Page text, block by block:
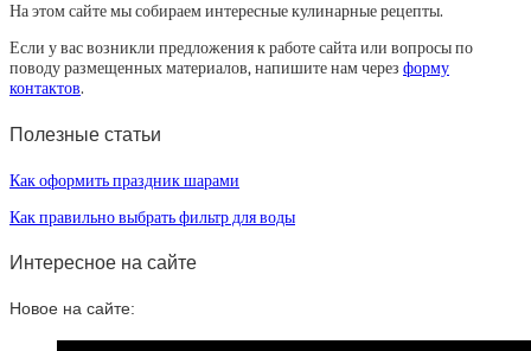
На этом сайте мы собираем интересные кулинарные рецепты.
Если у вас возникли предложения к работе сайта или вопросы по
поводу размещенных материалов, напишите нам через форму
контактов.
Полезные статьи
Как оформить праздник шарами
Как правильно выбрать фильтр для воды
Интересное на сайте
Новое на сайте: